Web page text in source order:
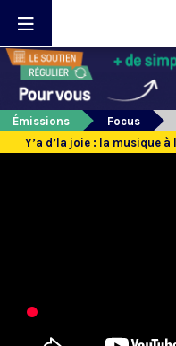
Émissions
Focus
Y’a d’la joie : la musique